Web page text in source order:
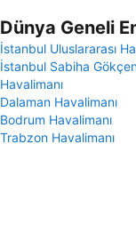
Dünya Geneli
İstanbul Uluslararası
İstanbul Sabiha
Havalimanı
Dalaman Havalimanı
Bodrum Havalimanı
Trabzon Havalimanı